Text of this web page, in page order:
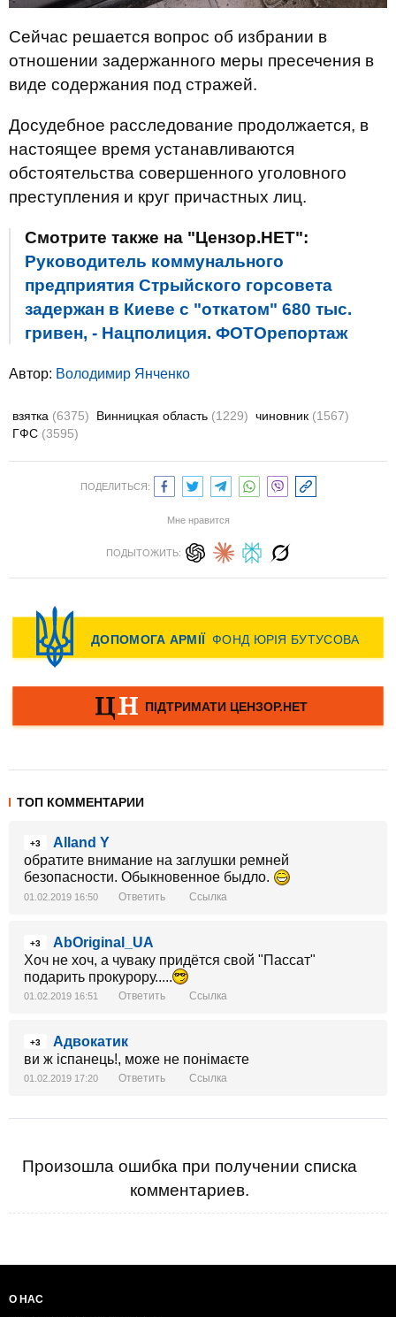
Сейчас решается вопрос об избрании в
отношении задержанного меры пресечения в
виде содержания под стражей.
Досудебное расследование продолжается, в
настоящее время устанавливаются
обстоятельства совершенного уголовного
преступления и круг причастных лиц.
Смотрите также на "Цензор.НЕТ":
Руководитель коммунального
предприятия Стрыйского горсовета
задержан в Киеве с "откатом" 680 тыс.
гривен, - Нацполиция. ФОТОрепортаж
Автор: Володимир Янченко
взятка (6375) Винницкая область (1229) чиновник (1567)
ГФС (3595)
ПОДЕЛИТЬСЯ:
Мне нравится
ПОДЫТОЖИТЬ:
ТОП КОММЕНТАРИИ
+3
Alland Y
обратите внимание на заглушки ремней
безопасности. Обыкновенное быдло.
01.02.2019 16:50 Ответить Ссылка
+3
AbOriginal_UA
Хоч не хоч, а чуваку придётся свой "Пассат"
подарить прокурору.....
01.02.2019 16:51 Ответить Ссылка
+3
Адвокатик
ви ж іспанець!, може не понімаєте
01.02.2019 17:20 Ответить Ссылка
Произошла ошибка при получении списка
комментариев.
О НАС